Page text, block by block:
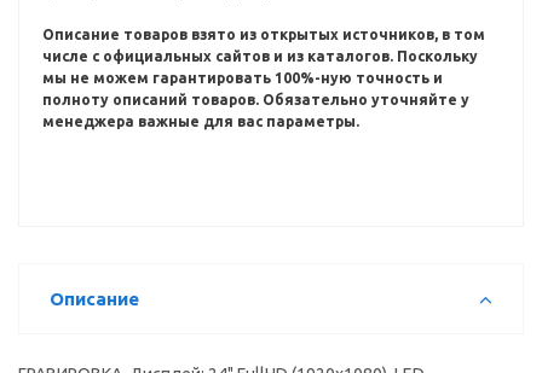
Описание товаров взято из открытых источников, в том
числе с официальных сайтов и из каталогов. Поскольку
мы не можем гарантировать 100%-ную точность и
полноту описаний товаров. Обязательно уточняйте у
менеджера важные для вас параметры.
Описание